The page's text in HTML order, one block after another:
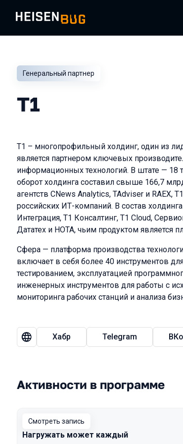
Генеральный партнер
Т1
Т1 – многопрофильный холдинг, один из
является партнером ключевых
информационных технологий. В штате — 18
оборот холдинга составил свыше 166,7
агентств CNews Analytics, TAdviser и RAEX,
российских ИТ-компаний. В состав
Интеграция, Т1 Консалтинг, Т1 Cloud,
Дататех и НОТА, чьим продуктом является
Сфера — платформа производства
включает в себя более 40 инструментов
тестированием, эксплуатацией
инженерных инструментов для работы с
мониторинга рабочих станций и анализа
Хабр Telegram
Активности в программе
Смотреть запись
Нагружать может каждый